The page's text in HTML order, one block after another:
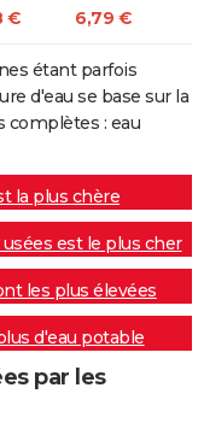
€ 6,79 €
étant parfois
d'eau se base sur la
complètes : eau
la plus chère
est le plus cher
les plus élevées
d'eau potable
par les